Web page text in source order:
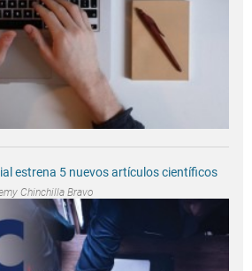
estrena 5 nuevos artículos científicos
Chinchilla Bravo